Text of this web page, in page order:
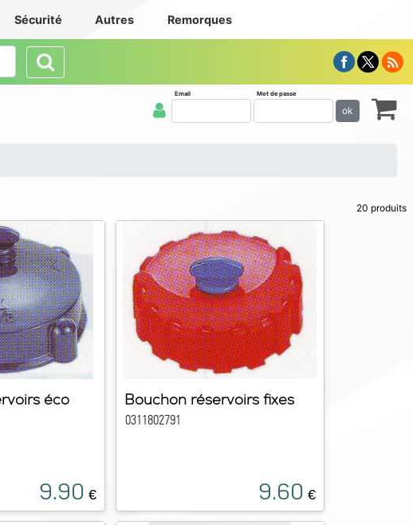
Sécurité Autres Remorques
Email Mot de passe
ok
20 produits
éco
9.90 €
Bouchon réservoirs fixes
0311802791
9.60 €